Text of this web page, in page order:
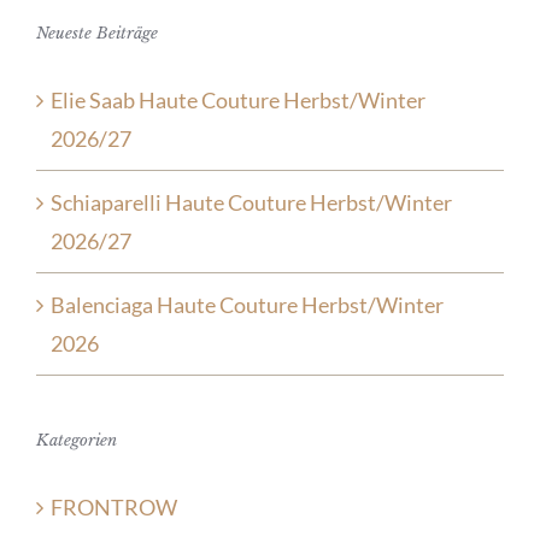
Neueste Beiträge
Elie Saab Haute Couture Herbst/Winter
2026/27
Schiaparelli Haute Couture Herbst/Winter
2026/27
Balenciaga Haute Couture Herbst/Winter
2026
Kategorien
FRONTROW